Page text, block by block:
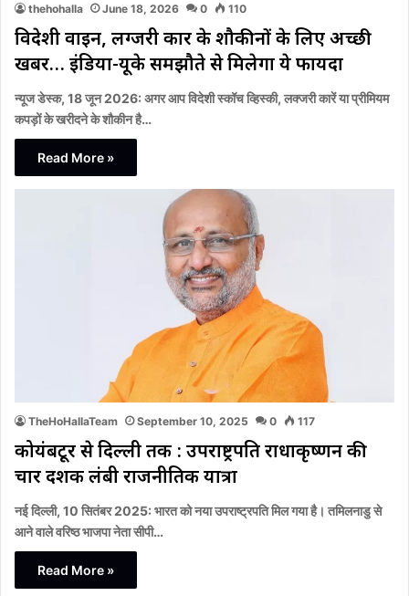
thehohalla June 18, 2026 0 110
विदेशी वाइन, लग्जरी कार के शौकीनों के लिए अच्छी
खबर… इंडिया-यूके समझौते से मिलेगा ये फायदा
न्यूज डेस्क, 18 जून 2026: अगर आप विदेशी स्कॉच व्हिस्की, लक्जरी कारें या प्रीमियम
कपड़ों के खरीदने के शौकीन है…
Read More »
TheHoHallaTeam September 10, 2025 0 117
कोयंबटूर से दिल्ली तक : उपराष्ट्रपति राधाकृष्णन की
चार दशक लंबी राजनीतिक यात्रा
नई दिल्ली, 10 सितंबर 2025: भारत को नया उपराष्ट्रपति मिल गया है। तमिलनाडु से
आने वाले वरिष्ठ भाजपा नेता सीपी…
Read More »